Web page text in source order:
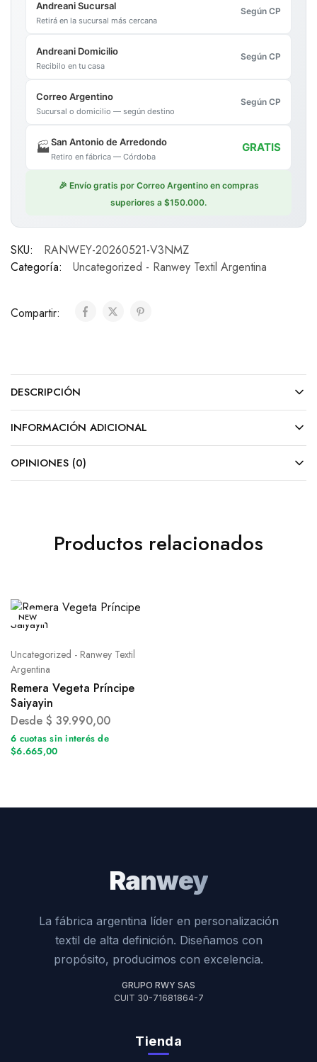
Andreani Sucursal
Retirá en la sucursal más cercana
Según CP
Andreani Domicilio
Recibilo en tu casa
Según CP
Correo Argentino
Sucursal o domicilio — según destino
Según CP
🏭San Antonio de Arredondo
Retiro en fábrica — Córdoba
GRATIS
🎉 Envío gratis por Correo Argentino en compras
superiores a $150.000.
SKU:
RANWEY-20260521-V3NMZ
Categoría:
Uncategorized - Ranwey Textil Argentina
Compartir:
DESCRIPCIÓN
INFORMACIÓN ADICIONAL
OPINIONES (0)
Productos relacionados
NEW
Uncategorized - Ranwey Textil
Argentina
Remera Vegeta Príncipe
Saiyayin
Desde $ 39.990,00
6 cuotas sin interés de
$6.665,00
Ranwey
La fábrica argentina líder en personalización
textil de alta definición. Diseñamos con
propósito, producimos con excelencia.
GRUPO RWY SAS
CUIT 30-71681864-7
Tienda